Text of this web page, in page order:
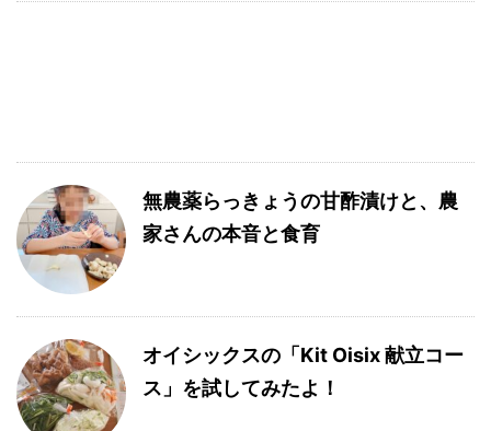
無農薬らっきょうの甘酢漬けと、農
家さんの本音と食育
オイシックスの「Kit Oisix 献立コー
ス」を試してみたよ！